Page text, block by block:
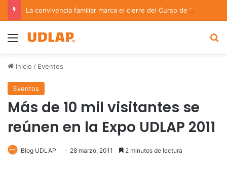
Menu
Inicio / Eventos
Eventos
Más de 10 mil visitantes se
reúnen en la Expo UDLAP 2011
Blog UDLAP 28 marzo, 2011 2 minutos de lectura